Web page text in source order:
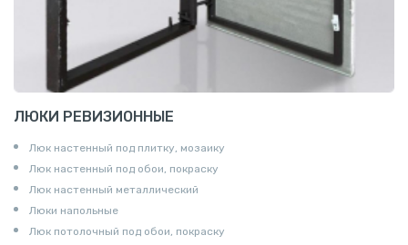
ЛЮКИ РЕВИЗИОННЫЕ
Люк настенный под плитку, мозаику
Люк настенный под обои, покраску
Люк настенный металлический
Люки напольные
Люк потолочный под обои, покраску